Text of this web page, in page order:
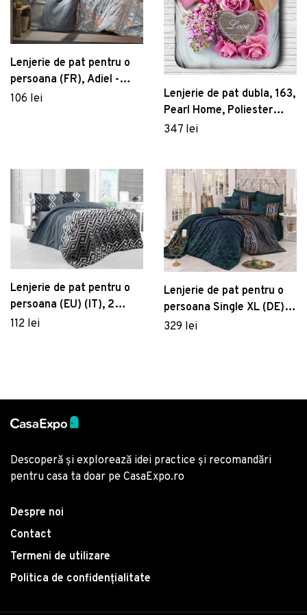
Lenjerie de pat pentru o
persoana (FR), Adiel -
Grey, Cotton Box,
106 lei
Lenjerie de pat dubla, 163,
Pearl Home, Poliester
Satinat
347 lei
Lenjerie de pat pentru o
persoana (EU) (IT), 2
piese, Yaren, Victoria,
112 lei
Lenjerie de pat pentru o
persoana Single XL (DE),
Alisa, Victoria, Bumbac
329 lei
Descoperă și explorează idei practice și recomandări
pentru casa ta doar pe CasaExpo.ro
Despre noi
Contact
Termeni de utilizare
Politica de confidențialitate